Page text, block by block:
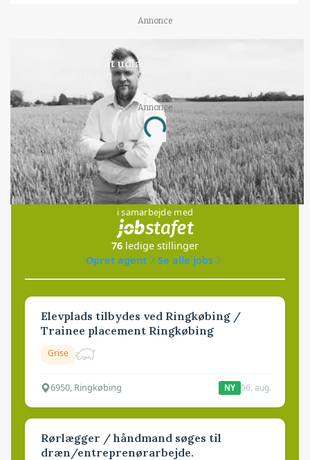
Annonce
Det er en uskik at udlægge et røgslør om
Annonce
Loading...
Jobs
i samarbejde med
76 ledige stillinger
Opret agent
Se alle jobs
Elevplads tilbydes ved Ringkøbing /
Trainee placement Ringkøbing
Grise
6950, Ringkøbing NY 06. aug.
Rørlægger / håndmand søges til
dræn/entreprenørarbejde.